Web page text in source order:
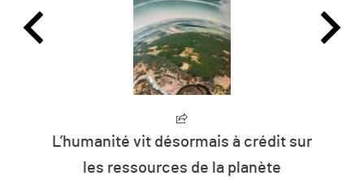
L’humanité vit désormais à crédit sur
les ressources de la planète